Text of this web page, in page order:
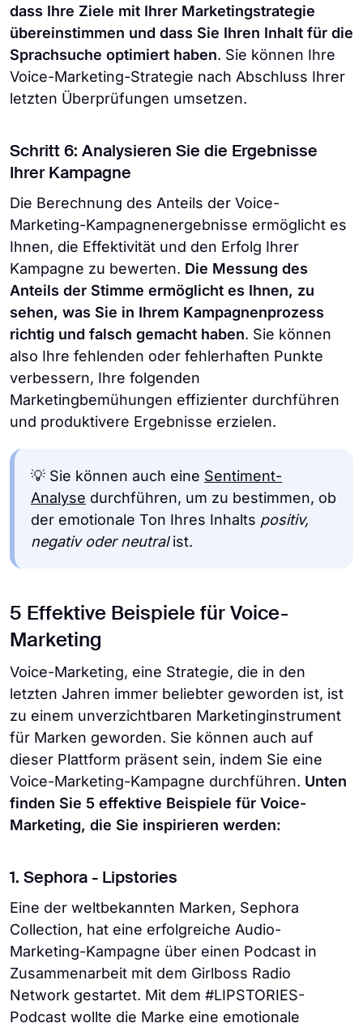
dass Ihre Ziele mit Ihrer Marketingstrategie
übereinstimmen und dass Sie Ihren Inhalt für die
Sprachsuche optimiert haben. Sie können Ihre
Voice-Marketing-Strategie nach Abschluss Ihrer
letzten Überprüfungen umsetzen.
Schritt 6: Analysieren Sie die Ergebnisse
Ihrer Kampagne
Die Berechnung des Anteils der Voice-
Marketing-Kampagnenergebnisse ermöglicht es
Ihnen, die Effektivität und den Erfolg Ihrer
Kampagne zu bewerten. Die Messung des
Anteils der Stimme ermöglicht es Ihnen, zu
sehen, was Sie in Ihrem Kampagnenprozess
richtig und falsch gemacht haben. Sie können
also Ihre fehlenden oder fehlerhaften Punkte
verbessern, Ihre folgenden
Marketingbemühungen effizienter durchführen
und produktivere Ergebnisse erzielen.
💡 Sie können auch eine Sentiment-
Analyse durchführen, um zu bestimmen, ob
der emotionale Ton Ihres Inhalts positiv,
negativ oder neutralist.
5 Effektive Beispiele für Voice-
Marketing
Voice-Marketing, eine Strategie, die in den
letzten Jahren immer beliebter geworden ist, ist
zu einem unverzichtbaren Marketinginstrument
für Marken geworden. Sie können auch auf
dieser Plattform präsent sein, indem Sie eine
Voice-Marketing-Kampagne durchführen. Unten
finden Sie 5 effektive Beispiele für Voice-
Marketing, die Sie inspirieren werden:
1. Sephora - Lipstories
Eine der weltbekannten Marken, Sephora
Collection, hat eine erfolgreiche Audio-
Marketing-Kampagne über einen Podcast in
Zusammenarbeit mit dem Girlboss Radio
Network gestartet. Mit dem #LIPSTORIES-
Podcast wollte die Marke eine emotionale